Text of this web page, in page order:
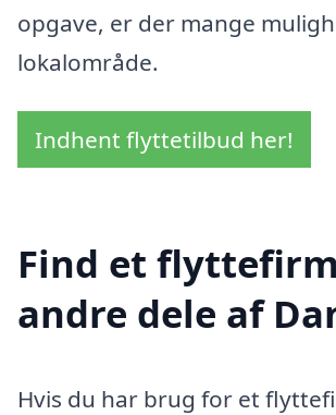
opgave, er der mange
lokalområde.
Indhent flyttetilbud her!
Find et
andre dele af
Hvis du har brug for et